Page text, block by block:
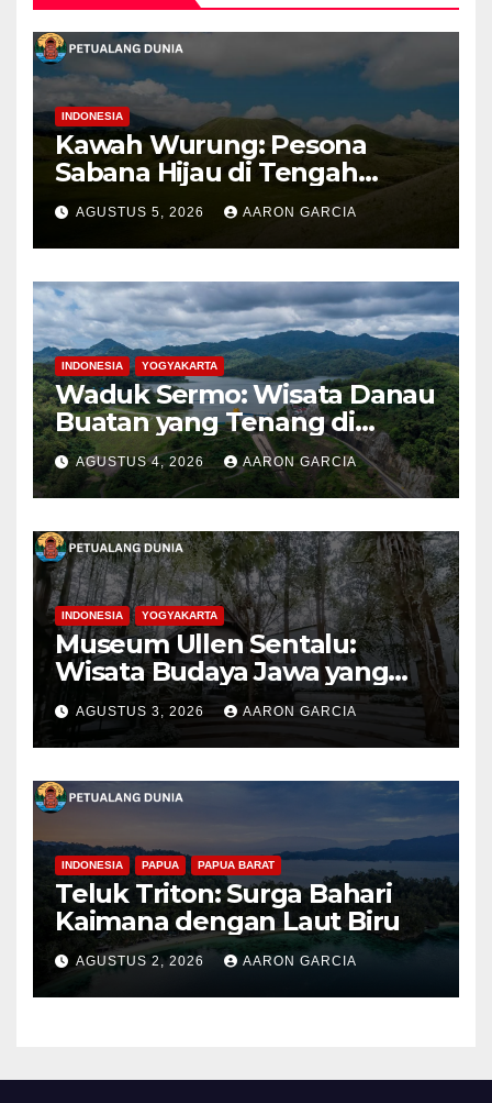
INDONESIA
Kawah Wurung: Pesona
Sabana Hijau di Tengah
Pegunungan Bondowoso
AGUSTUS 5, 2026 AARON GARCIA
INDONESIA YOGYAKARTA
Waduk Sermo: Wisata Danau
Buatan yang Tenang di
Perbukitan Menoreh Kulon
Progo
AGUSTUS 4, 2026 AARON GARCIA
INDONESIA YOGYAKARTA
Museum Ullen Sentalu:
Wisata Budaya Jawa yang
Elegan di Lereng Kaliurang
AGUSTUS 3, 2026 AARON GARCIA
INDONESIA PAPUA PAPUA BARAT
Teluk Triton: Surga Bahari
Kaimana dengan Laut Biru
AGUSTUS 2, 2026 AARON GARCIA